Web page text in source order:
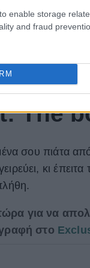
enable storage
and fraud
The
σου πιάτα
κι έπειτα
για να
στο